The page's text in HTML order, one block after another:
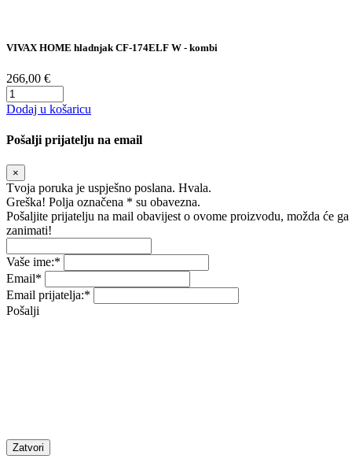
VIVAX HOME hladnjak CF-174ELF W - kombi
266,00 €
Dodaj u košaricu
Pošalji prijatelju na email
×
Tvoja poruka je uspješno poslana. Hvala.
Greška! Polja označena * su obavezna.
Pošaljite prijatelju na mail obavijest o ovome proizvodu, možda će ga
zanimati!
Vaše ime:*
Email*
Email prijatelja:*
Pošalji
Zatvori